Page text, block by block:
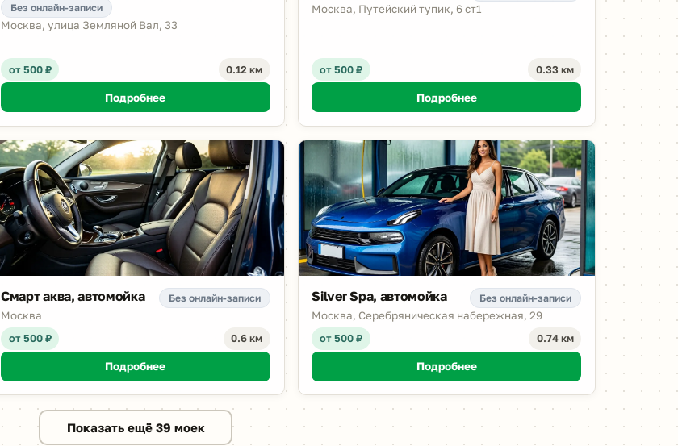
Без онлайн-записи
Москва, улица Земляной Вал, 33
от 500 ₽ 0.12 км
Подробнее
Москва, Путейский тупик, 6 ст1
от 500 ₽ 0.33 км
Подробнее
Смарт аква, автомойка Без онлайн-записи
Москва
от 500 ₽
0.6 км
Подробнее
Silver Spa, автомойка Без онлайн-записи
Москва, Серебряническая набережная, 29
от 500 ₽
0.74 км
Подробнее
Показать ещё 39 моек